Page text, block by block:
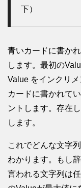
下）
青いカードに書か
します。最初の
Value をインクリ
カードに書かれて
ントします。存在
します。
これでどんな文字
わかります。もし
言われる文字列は